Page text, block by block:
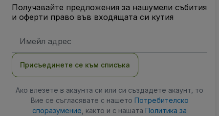
Получавайте предложения за нашумели събития
и оферти право във входящата си кутия
адрес
Присъединете се към списъка
Ако влезете в акаунта си или си създадете акаунт, то
Вие се съгласявате с нашето Потребителско
споразумение , както и с нашата Политика за